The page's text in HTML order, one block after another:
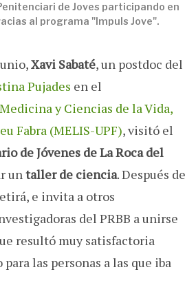
de Joves participando en
al programa "Impuls Jove".
Xavi Sabaté, un postdoc del
Pujades en el
y Ciencias de la Vida,
Fabra (MELIS-UPF), visitó el
de Jóvenes de La Roca del
untaller de ciencia. Después de
e invita a otros
del PRBB a unirse
resultó muy satisfactoria
las personas a las que iba